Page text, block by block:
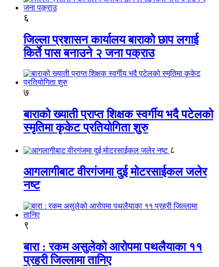
६
जिल्ला प्रशासन कार्यालय बाराको छाप लगाई
किर्ते पास बनाउने २ जना पक्राउ
७
बाराको ख्याती प्राप्त शिक्षक स्वर्गीय भदै पटेलको
स्मृतिमा कृकेट प्रतियोगिता शुरु
८
आगलागीबाट वीरगंजमा दुई मोटरसाईकल जलेर
नष्ट
९
बारा : रकम असुलेको आरोपमा पथलैयाका ११
प्रहरी जिल्लामा तानिए